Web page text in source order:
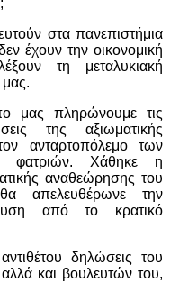
στα πανεπιστήμια
έχουν την οικονομική
τη μεταλυκιακή
μας πληρώνουμε τις
της αξιωματικής
ανταρτοπόλεμο των
φατριών. Χάθηκε η
αναθεώρησης του
απελευθέρωνε την
από το κρατικό
δηλώσεις του
και βουλευτών του,